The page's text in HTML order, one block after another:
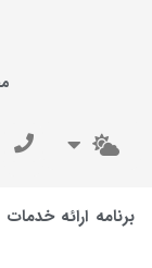
برنامه ارائه خدمات طی